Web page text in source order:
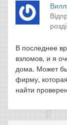
В последнее
взломов, и я
дома. Может
фирму,
найти